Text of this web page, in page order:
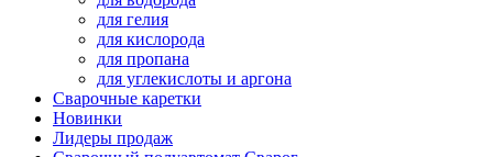
для гелия
для кислорода
для пропана
для углекислоты и аргона
Сварочные каретки
Новинки
Лидеры продаж